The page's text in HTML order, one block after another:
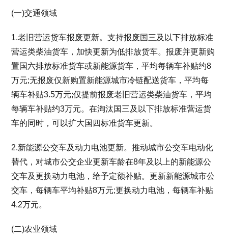
(一)交通领域
1.老旧营运货车报废更新。支持报废国三及以下排放标准
营运类柴油货车，加快更新为低排放货车。报废并更新购
置国六排放标准货车或新能源货车，平均每辆车补贴约8
万元;无报废仅新购置新能源城市冷链配送货车，平均每
辆车补贴3.5万元;仅提前报废老旧营运类柴油货车，平均
每辆车补贴约3万元。在淘汰国三及以下排放标准营运货
车的同时，可以扩大国四标准货车更新。
2.新能源公交车及动力电池更新。推动城市公交车电动化
替代，对城市公交企业更新车龄在8年及以上的新能源公
交车及更换动力电池，给予定额补贴。更新新能源城市公
交车，每辆车平均补贴8万元;更换动力电池，每辆车补贴
4.2万元。
(二)农业领域